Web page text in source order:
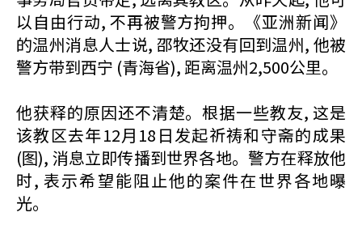
以自由行动, 不再被警方拘押。《亚洲新闻》
的温州消息人士说, 邵牧还没有回到温州, 他被
警方带到西宁 (青海省), 距离温州2,500公里。
他获释的原因还不清楚。根据一些教友, 这是
该教区去年12月18日发起祈祷和守斋的成果
(图), 消息立即传播到世界各地。警方在释放他
时, 表示希望能阻止他的案件在世界各地曝
光。